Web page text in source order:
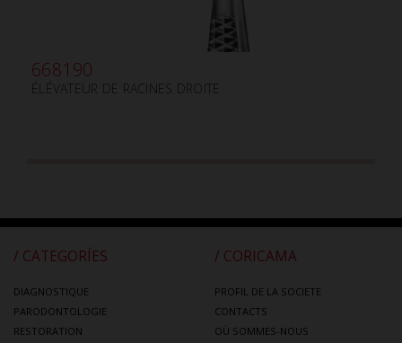
668190
ÉLÉVATEUR DE RACINES DROITE
/ CATEGORÍES
DIAGNOSTIQUE
PARODONTOLOGIE
RESTORATION
/ CORICAMA
PROFIL DE LA SOCIETE
CONTACTS
OÙ SOMMES-NOUS